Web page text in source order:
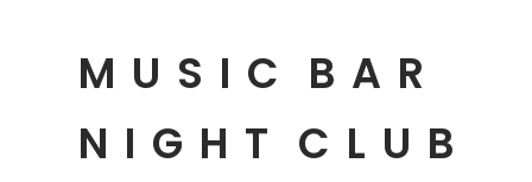
NIGHT CLUB
MUSIC BAR